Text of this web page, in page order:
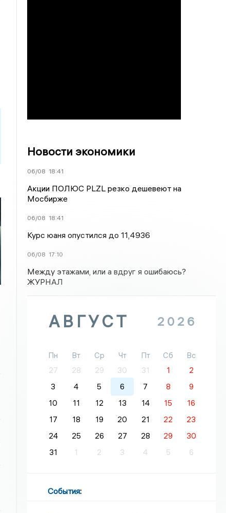
Новости экономики
06/08 18:41
Акции ПОЛЮС PLZL резко дешевеют на
Мосбирже
06/08 18:41
Курс юаня опустился до 11,4936
06/08 17:10
Между этажами, или а вдруг я ошибаюсь?
ЖУРНАЛ
АВГУСТ 2026
Пн Вт Ср Чт Пт Сб
Вс
27
28 29 30 31 1
2
3
4 5 6 7 8
9
10
11 12 13 14 15
16
17
18 19 20 21 22
23
24
25 26 27 28 29
30
31
1 2 3 4 5 6
События: